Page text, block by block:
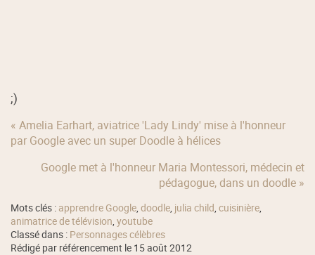
;)
« Amelia Earhart, aviatrice 'Lady Lindy' mise à l'honneur
par Google avec un super Doodle à hélices
Google met à l'honneur Maria Montessori, médecin et
pédagogue, dans un doodle »
Mots clés : apprendre Google,doodle, julia child,cuisinière,
animatrice de télévision,youtube
Classé dans : Personnages célèbres
Rédigé par référencement le 15 août 2012